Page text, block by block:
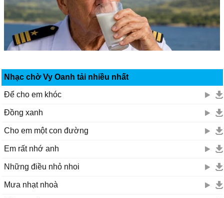
Nhạc chờ Vy Oanh tải nhiều nhất
Để cho em khóc
Đồng xanh
Cho em một con đường
Em rất nhớ anh
Những điều nhỏ nhoi
Mưa nhạt nhoà